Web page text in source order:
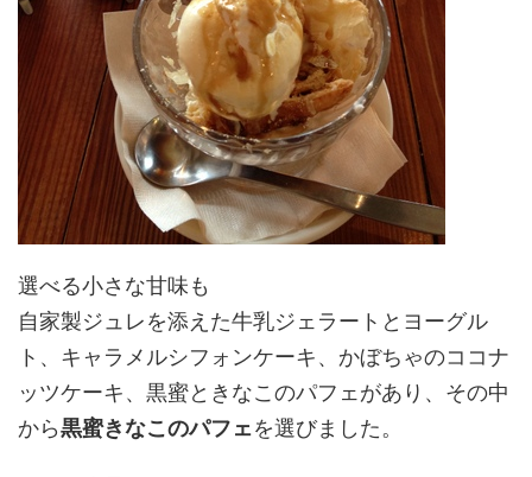
選べる小さな甘味も
自家製ジュレを添えた牛乳ジェラートとヨーグル
ト、キャラメルシフォンケーキ、かぼちゃのココナ
ッツケーキ、黒蜜ときなこのパフェがあり、その中
から黒蜜きなこのパフェを選びました。